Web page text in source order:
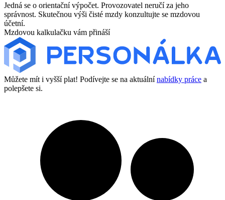
Jedná se o orientační výpočet. Provozovatel neručí za jeho
správnost. Skutečnou výši čisté mzdy konzultujte se mzdovou
účetní.
Mzdovou kalkulačku vám přináší
Můžete mít i vyšší plat! Podívejte se na aktuálnínabídky práce a
polepšete si.